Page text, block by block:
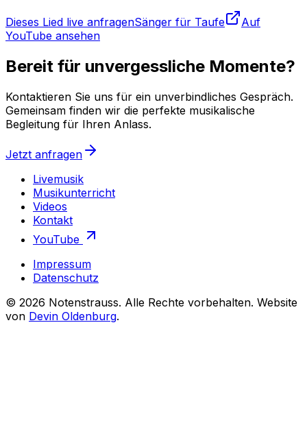
Dieses Lied live anfragenSänger für Taufe
Auf
YouTube ansehen
Bereit für unvergessliche Momente?
Kontaktieren Sie uns für ein unverbindliches Gespräch.
Gemeinsam finden wir die perfekte musikalische
Begleitung für Ihren Anlass.
Jetzt anfragen
Livemusik
Musikunterricht
Videos
Kontakt
YouTube
Impressum
Datenschutz
© 2026 Notenstrauss. Alle Rechte vorbehalten. Website
von Devin Oldenburg.